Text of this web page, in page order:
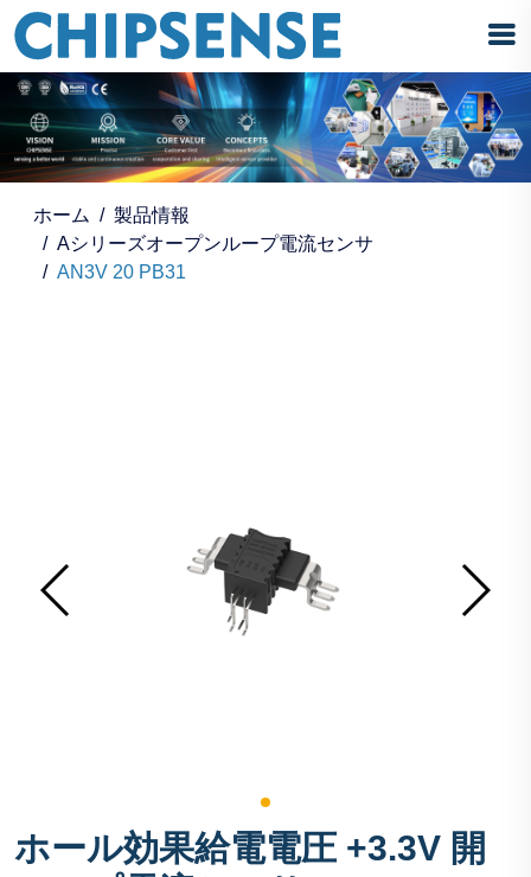
ホーム
製品情報
Aシリーズオープンループ電流センサ
AN3V 20 PB31
ホール効果給電電圧 +3.3V 開